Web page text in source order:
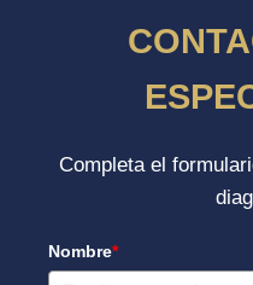
Completa el
Nombre*